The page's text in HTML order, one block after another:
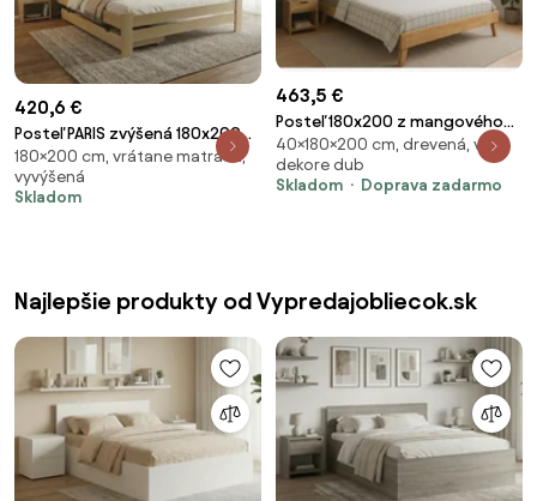
420,6 €
Posteľ PARIS zvýšená 180x200
cm, borovica Rošt: S latkovým
roštom, Matrac: Matrac
SOMMERA 18 cm
180×200 cm, vrátane matraca,
vyvýšená
Skladom
463,5 €
Posteľ 180x200 z mangového
dreva bez čela Mango natural
40×180×200 cm, drevená, v
dekore dub
Skladom
Doprava zadarmo
Najlepšie produkty od Vypredajobliecok.sk